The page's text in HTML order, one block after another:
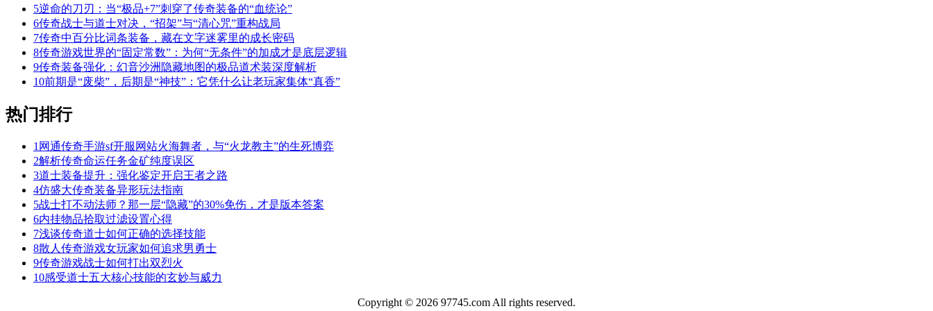
5逆命的刀刃：当“极品+7”刺穿了传奇装备的“血统论”
6传奇战士与道士对决，“招架”与“清心咒”重构战局
7传奇中百分比词条装备，藏在文字迷雾里的成长密码
8传奇游戏世界的“固定常数”：为何“无条件”的加成才是底层逻辑
9传奇装备强化：幻音沙洲隐藏地图的极品道术装深度解析
10前期是“废柴”，后期是“神技”：它凭什么让老玩家集体“真香”
热门排行
1 网通传奇手游sf开服网站火海舞者，与“火龙教主”的生死博弈
2解析传奇命运任务金矿纯度误区
3道士装备提升：强化鉴定开启王者之路
4仿盛大传奇装备异形玩法指南
5战士打不动法师？那一层“隐藏”的30%免伤，才是版本答案
6内挂物品拾取过滤设置心得
7浅谈传奇道士如何正确的选择技能
8散人传奇游戏女玩家如何追求男勇士
9传奇游戏战士如何打出双烈火
10感受道士五大核心技能的玄妙与威力
Copyright © 2026 97745.com All rights reserved.